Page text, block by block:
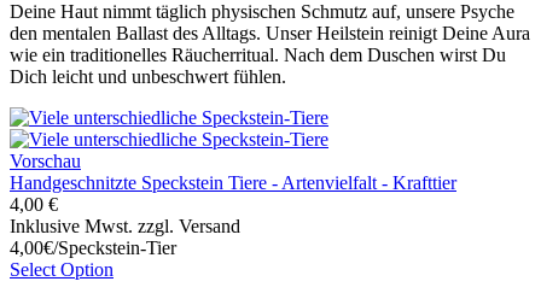
Deine Haut nimmt täglich physischen Schmutz auf, unsere Psyche
den mentalen Ballast des Alltags. Unser Heilstein reinigt Deine Aura
wie ein traditionelles Räucherritual. Nach dem Duschen wirst Du
Dich leicht und unbeschwert fühlen.
Vorschau
Handgeschnitzte Speckstein Tiere - Artenvielfalt - Krafttier
4,00 €
Inklusive Mwst. zzgl. Versand
4,00€/Speckstein-Tier
Select Option